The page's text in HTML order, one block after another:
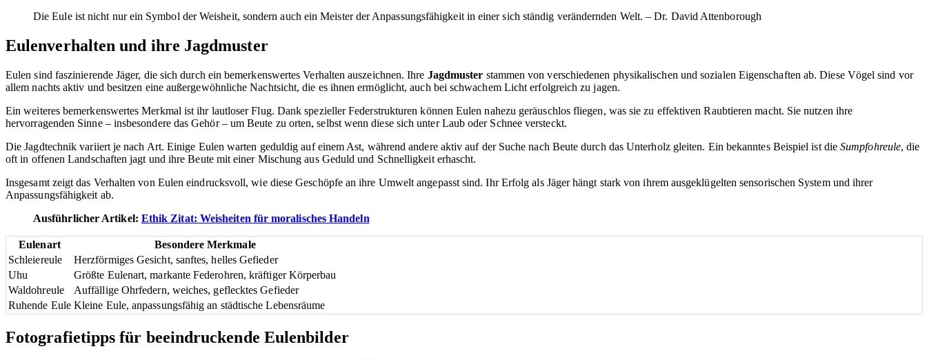
Die Eule ist nicht nur ein Symbol der Weisheit, sondern auch ein Meister der Anpassungsfähigkeit in einer sich ständig verändernden Welt. – Dr. David Attenborough
Eulenverhalten und ihre Jagdmuster
Eulen sind faszinierende Jäger, die sich durch ein bemerkenswertes Verhalten auszeichnen. Ihre Jagdmuster stammen von verschiedenen physikalischen und sozialen Eigenschaften ab. Diese Vögel sind vor
allem nachts aktiv und besitzen eine außergewöhnliche Nachtsicht, die es ihnen ermöglicht, auch bei schwachem Licht erfolgreich zu jagen.
Ein weiteres bemerkenswertes Merkmal ist ihr lautloser Flug. Dank spezieller Federstrukturen können Eulen nahezu geräuschlos fliegen, was sie zu effektiven Raubtieren macht. Sie nutzen ihre
hervorragenden Sinne – insbesondere das Gehör – um Beute zu orten, selbst wenn diese sich unter Laub oder Schnee versteckt.
Die Jagdtechnik variiert je nach Art. Einige Eulen warten geduldig auf einem Ast, während andere aktiv auf der Suche nach Beute durch das Unterholz gleiten. Ein bekanntes Beispiel ist dieSumpfohreule, die
oft in offenen Landschaften jagt und ihre Beute mit einer Mischung aus Geduld und Schnelligkeit erhascht.
Insgesamt zeigt das Verhalten von Eulen eindrucksvoll, wie diese Geschöpfe an ihre Umwelt angepasst sind. Ihr Erfolg als Jäger hängt stark von ihrem ausgeklügelten sensorischen System und ihrer
Anpassungsfähigkeit ab.
Ausführlicher Artikel: Ethik Zitat: Weisheiten für moralisches Handeln
Eulenart
Besondere Merkmale
Schleiereule
Herzförmiges Gesicht, sanftes, helles Gefieder
Uhu
Größte Eulenart, markante Federohren, kräftiger Körperbau
Waldohreule
Auffällige Ohrfedern, weiches, geflecktes Gefieder
Ruhende Eule Kleine Eule, anpassungsfähig an städtische Lebensräume
Fotografietipps für beeindruckende Eulenbilder